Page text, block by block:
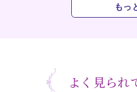
もっ
よく見られ